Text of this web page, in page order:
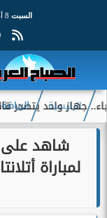
السبت
يتصدر قائمة
الرئيسية الرياضة
شاهد على
لمباراة